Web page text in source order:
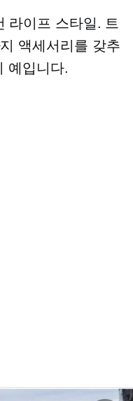
라이프 스타일. 트
액세서리를 갖추
예입니다.